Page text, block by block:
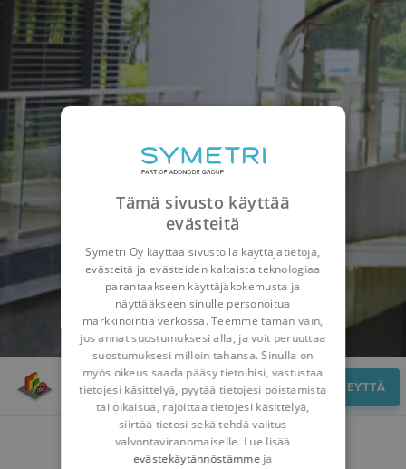
Ota yhteyttä OTA YHTEYTTÄ
OTA YHTEYTTÄ
Tämä sivusto käyttää
evästeitä
Symetri Oy käyttää sivustolla käyttäjätietoja,
evästeitä ja evästeiden kaltaista teknologiaa
parantaakseen käyttäjäkokemusta ja
näyttääkseen sinulle personoitua
markkinointia verkossa. Teemme tämän vain,
jos annat suostumuksesi alla, ja voit peruuttaa
suostumuksesi milloin tahansa. Sinulla on
myös oikeus saada pääsy tietoihisi, vastustaa
tietojesi käsittelyä, pyytää tietojesi poistamista
tai oikaisua, rajoittaa tietojesi käsittelyä,
siirtää tietosi sekä tehdä valitus
valvontaviranomaiselle. Lue lisää
evästekäytännöstämme ja